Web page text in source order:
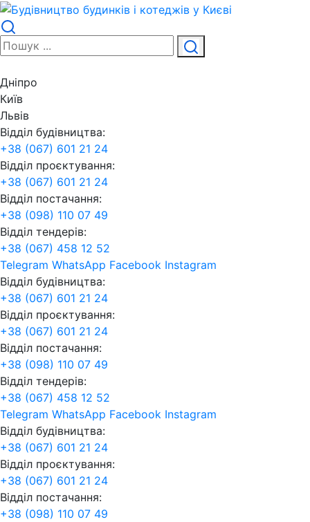
Дніпро
Київ
Львів
Відділ будівництва:
+38 (067) 601 21 24
Відділ проєктування:
+38 (067) 601 21 24
Відділ постачання:
+38 (098) 110 07 49
Відділ тендерів:
+38 (067) 458 12 52
Telegram WhatsApp Facebook Instagram
Відділ будівництва:
+38 (067) 601 21 24
Відділ проєктування:
+38 (067) 601 21 24
Відділ постачання:
+38 (098) 110 07 49
Відділ тендерів:
+38 (067) 458 12 52
Telegram WhatsApp Facebook Instagram
Відділ будівництва:
+38 (067) 601 21 24
Відділ проєктування:
+38 (067) 601 21 24
Відділ постачання:
+38 (098) 110 07 49